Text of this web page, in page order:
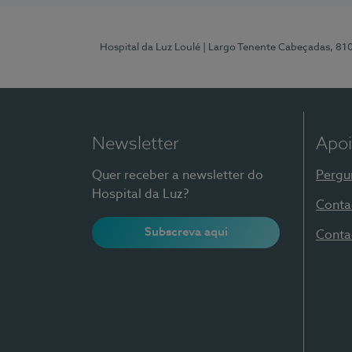
Hospital da Luz Loulé | Largo Tenente Cabeçadas,
Newsletter
Quer receber a newsletter do
Hospital da Luz?
Subscreva aqui